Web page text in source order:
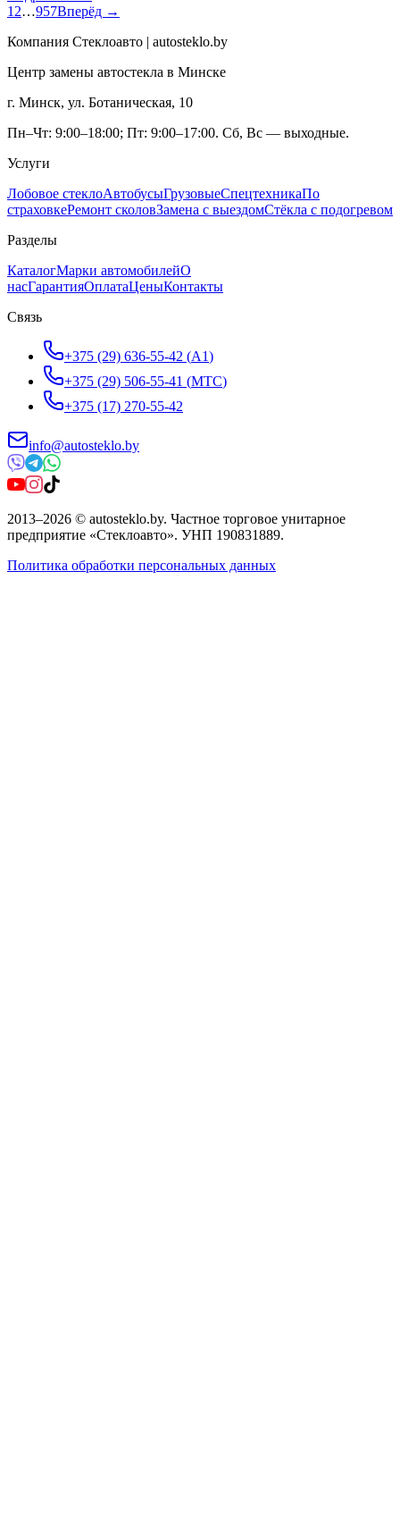
1 2…957Вперёд →
Компания Стеклоавто | autosteklo.by
Центр замены автостекла в Минске
г. Минск, ул. Ботаническая, 10
Пн–Чт: 9:00–18:00; Пт: 9:00–17:00. Сб, Вс — выходные.
Услуги
Лобовое стеклоАвтобусыГрузовыеСпецтехникаПо
страховкеРемонт сколовЗамена с выездомСтёкла с подогревом
Разделы
КаталогМарки автомобилейО
насГарантияОплатаЦеныКонтакты
Связь
+375 (29) 636-55-42 (A1)
+375 (29) 506-55-41 (МТС)
+375 (17) 270-55-42
info@autosteklo.by
2013–2026 © autosteklo.by. Частное торговое унитарное
предприятие «Стеклоавто». УНП 190831889.
Политика обработки персональных данных